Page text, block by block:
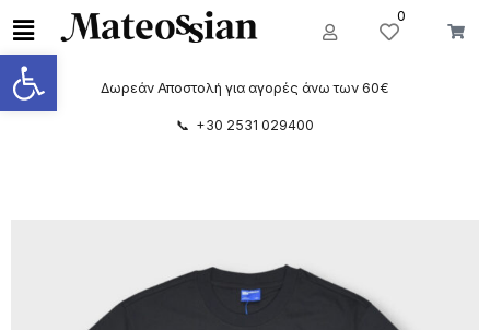
Ανοίξτε τη γραμμή εργαλείων
0
Δωρεάν Αποστολή για αγορές άνω των 60€
📞 +30 2531 029400